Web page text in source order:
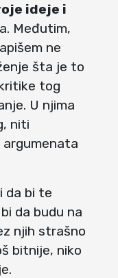
ideje i
Međutim,
ne
šta je to
tog
U njima
niti
da bi te
da budu na
njih strašno
bitnije, niko